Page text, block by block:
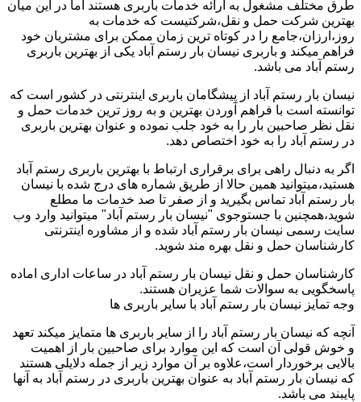
طرق مختلف مشغول به ارائه خدمات باربری هستند اما در این میان
بهترین شرکت حمل و نقل،شرکتیست که خدمات به
روز،ارزان،جامع را در کوتاه ترین زمان ممکن برای مشتریان خود
فراهم میکند و باربری نیسان بار رستم آباد یکی از بهترین باربری
رستم آباد می باشد.
نیسان بار رستم آباد از پیشگامان باربری اینترنتی در کشور است که
توانسته است با فراهم آوردن بهترین و به روز ترین خدمات حمل و
نقل نظر صاحبین بار را به خود جلب نموده و عنوان بهترین باربری
در رستم آباد را به خود اختصاص دهد.
اگر به دنبال راهی برای برقراری ارتباط با بهترین باربری رستم آباد
هستید،میتوانید همین حالا از طریق شماره های درج شده با نیسان
بار رستم آباد تماس بگیرید و از صفر تا صد خدمات ما مطلع
شوید،همچنین با جستوجوی "نیسان بار رستم آباد" میتوانید وارد وب
سایت رسمی نیسان بار رستم آباد شده و از مشاوره اینترنتی
کارشناسان حمل و نقل بهره مند شوید.
کارشناسان حمل و نقل نیسان بار رستم آباد در ساعات اداری اماده
پاسخگویی به سوالات شما عزیران هستند.
وجه تمایز نیسان بار رستم آباد با سایر باربری ها
آنچه که نیسان بار رستم آباد را از سایر باربری ها متمایز میکند تعهد
و خوش قولی آن است که این موارد برای صاحبین بار از اهمیت
بالایی برخوردار است،علاوه بر آن موارد زیر از جمله دلایلی هستند
که نیسان بار رستم آباد به عنوان بهترین باربری در رستم آباد به آنها
پایبند می باشد.